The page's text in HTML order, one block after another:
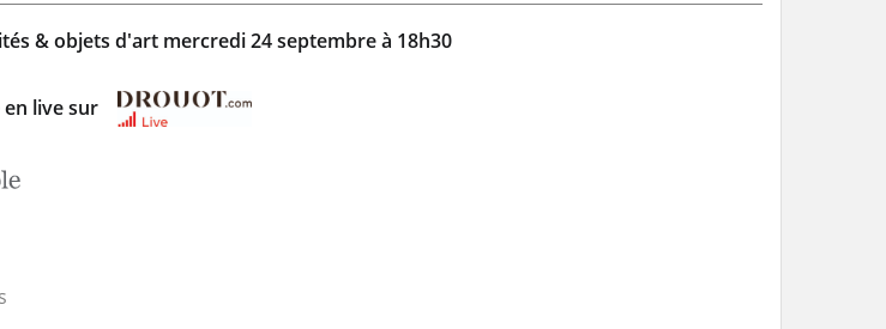
& objets d'art mercredi 24 septembre à 18h30
en live sur